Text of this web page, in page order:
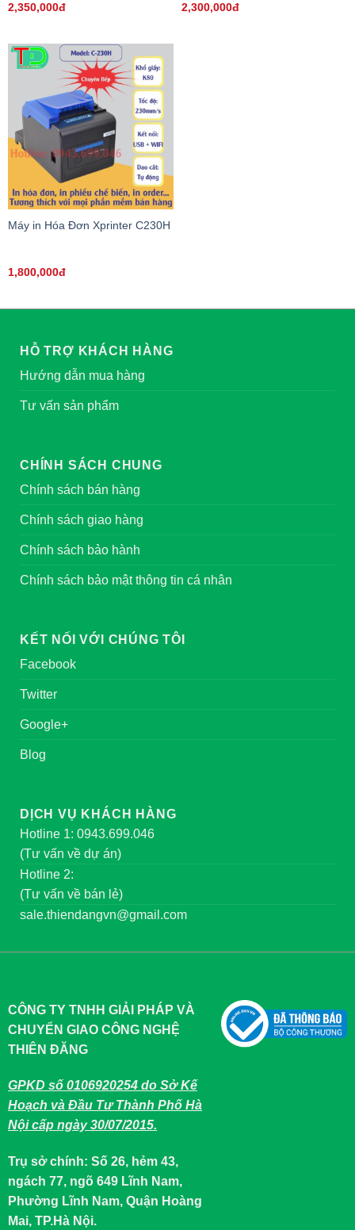
2,350,000đ 2,300,000đ
Máy in Hóa Đơn Xprinter C230H
1,800,000đ
HỖ TRỢ KHÁCH HÀNG
Hướng dẫn mua hàng
Tư vấn sản phẩm
CHÍNH SÁCH CHUNG
Chính sách bán hàng
Chính sách giao hàng
Chính sách bảo hành
Chính sách bảo mật thông tin cá nhân
KẾT NỐI VỚI CHÚNG TÔI
Facebook
Twitter
Google+
Blog
DỊCH VỤ KHÁCH HÀNG
Hotline 1: 0943.699.046
(Tư vấn về dự án)
Hotline 2:
(Tư vấn về bán lẻ)
sale.thiendangvn@gmail.com
CÔNG TY TNHH GIẢI PHÁP VÀ
CHUYỂN GIAO CÔNG NGHỆ
THIÊN ĐĂNG
GPKD số 0106920254 do Sở Kế
Hoạch và Đầu Tư Thành Phố Hà
Nội cấp ngày 30/07/2015.
Trụ sở chính: Số 26, hẻm 43,
ngách 77, ngõ 649 Lĩnh Nam,
Phường Lĩnh Nam, Quận Hoàng
Mai, TP.Hà Nội.